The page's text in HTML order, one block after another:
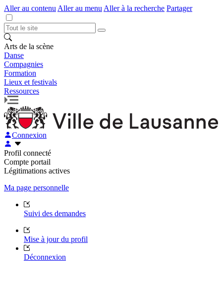
Aller au contenu Aller au menu Aller à la recherche Partager
Arts de la scène
Danse
Compagnies
Formation
Lieux et festivals
Ressources
Connexion
Profil connecté
Compte portail
Légitimations actives
Ma page personnelle
Suivi des demandes
Mise à jour du profil
Déconnexion